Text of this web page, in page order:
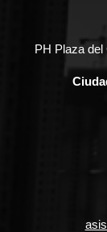
PH Plaza del